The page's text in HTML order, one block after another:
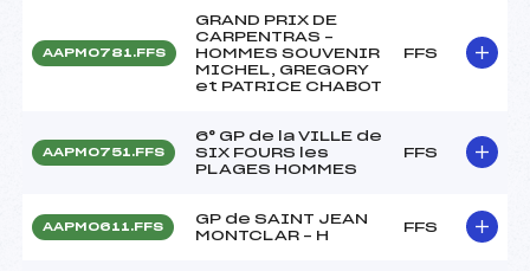
AAPM0781.FFS
GRAND PRIX DE
CARPENTRAS –
HOMMES SOUVENIR
MICHEL, GREGORY
et PATRICE CHABOT
FFS
AAPM0751.FFS
6° GP de la VILLE de
SIX FOURS les
PLAGES HOMMES
FFS
AAPM0611.FFS
GP de SAINT JEAN
MONTCLAR – H
FFS